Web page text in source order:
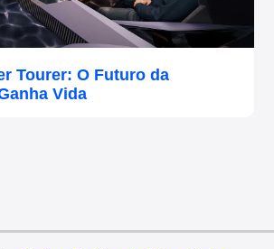
Tourer: O Futuro da
Vida